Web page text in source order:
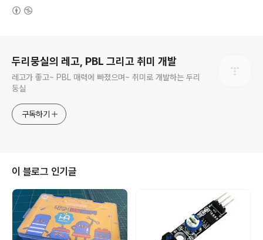
두리뭉실의 레고, PBL 그리고 취미 개발
레고가 좋고~ PBL 매력에 빠졌으며~ 취미로 개발하는 두리
둥실
구독하기
이 블로그 인기글